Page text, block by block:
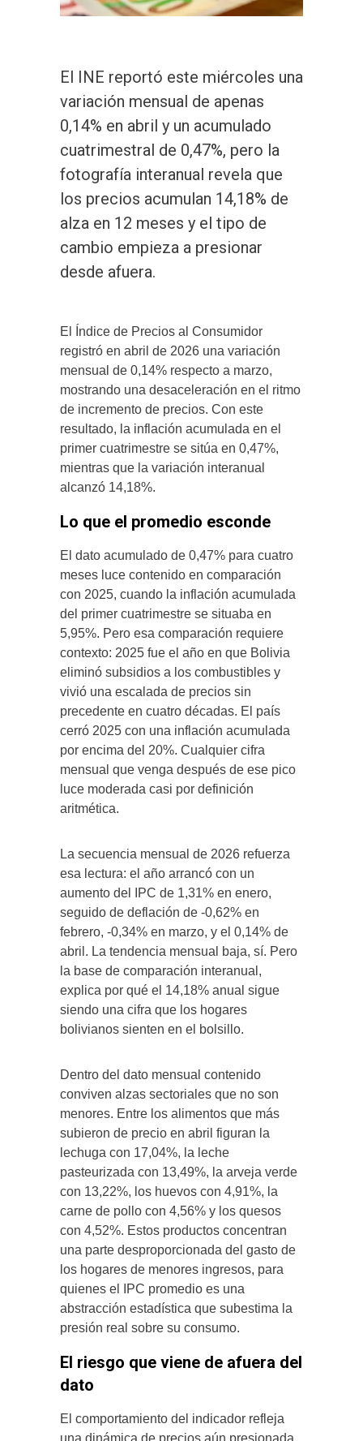
El INE reportó este miércoles una
variación mensual de apenas
0,14% en abril y un acumulado
cuatrimestral de 0,47%, pero la
fotografía interanual revela que
los precios acumulan 14,18% de
alza en 12 meses y el tipo de
cambio empieza a presionar
desde afuera.
El Índice de Precios al Consumidor
registró en abril de 2026 una variación
mensual de 0,14% respecto a marzo,
mostrando una desaceleración en el ritmo
de incremento de precios. Con este
resultado, la inflación acumulada en el
primer cuatrimestre se sitúa en 0,47%,
mientras que la variación interanual
alcanzó 14,18%.
Lo que el promedio esconde
El dato acumulado de 0,47% para cuatro
meses luce contenido en comparación
con 2025, cuando la inflación acumulada
del primer cuatrimestre se situaba en
5,95%. Pero esa comparación requiere
contexto: 2025 fue el año en que Bolivia
eliminó subsidios a los combustibles y
vivió una escalada de precios sin
precedente en cuatro décadas. El país
cerró 2025 con una inflación acumulada
por encima del 20%. Cualquier cifra
mensual que venga después de ese pico
luce moderada casi por definición
aritmética.
La secuencia mensual de 2026 refuerza
esa lectura: el año arrancó con un
aumento del IPC de 1,31% en enero,
seguido de deflación de -0,62% en
febrero, -0,34% en marzo, y el 0,14% de
abril. La tendencia mensual baja, sí. Pero
la base de comparación interanual,
explica por qué el 14,18% anual sigue
siendo una cifra que los hogares
bolivianos sienten en el bolsillo.
Dentro del dato mensual contenido
conviven alzas sectoriales que no son
menores. Entre los alimentos que más
subieron de precio en abril figuran la
lechuga con 17,04%, la leche
pasteurizada con 13,49%, la arveja verde
con 13,22%, los huevos con 4,91%, la
carne de pollo con 4,56% y los quesos
con 4,52%. Estos productos concentran
una parte desproporcionada del gasto de
los hogares de menores ingresos, para
quienes el IPC promedio es una
abstracción estadística que subestima la
presión real sobre su consumo.
El riesgo que viene de afuera del
dato
El comportamiento del indicador refleja
una dinámica de precios aún presionada